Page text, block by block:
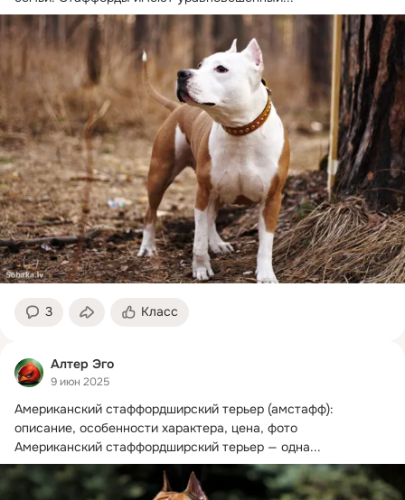
3 Класс
Алтер Эго
9 июн 2025
Американский стаффордширский терьер (амстафф):
описание, особенности характера, цена, фото
Американский стаффордширский терьер — одна...